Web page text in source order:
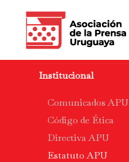
Institucional
Comunicados APU
Código de Ética
Directiva APU
Estatuto APU